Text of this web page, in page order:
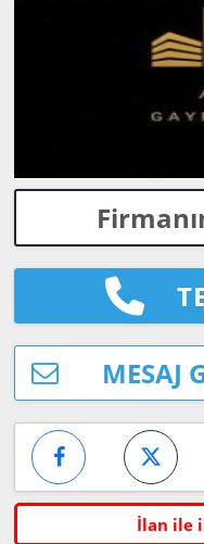
MESAJ
İlan ile